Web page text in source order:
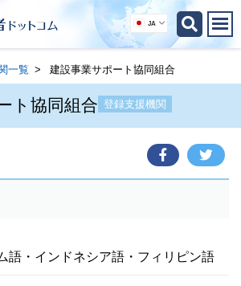
JA
一覧 建設事業サポート協同組合
ト協同組合 登録支援機関
語・インドネシア語・フィリピン語